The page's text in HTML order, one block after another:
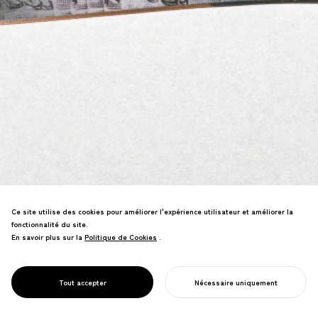
PROJECT
ONE&DOT
techniques traditionnelles dans une
forme minimaliste.
Ce site utilise des cookies pour améliorer l'expérience utilisateur et améliorer la
fonctionnalité du site.
En savoir plus sur la Politique de Cookies
Politique de Cookies .
Tout accepter Nécessaire uniquement